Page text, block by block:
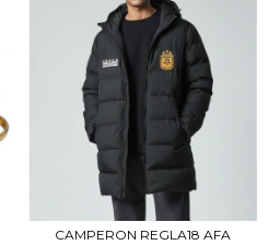
CAMPERON REGLA18 AFA